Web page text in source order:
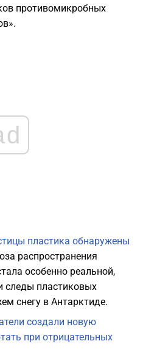
противомикробных
пластика обнаружены
распространения
особенно реальной,
следы пластиковых
снегу в Антарктиде.
создали новую
при отрицательных